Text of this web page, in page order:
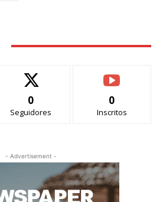
0
Seguidores
0
Inscritos
- Advertisement -